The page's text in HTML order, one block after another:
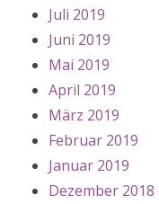
Juli 2019
Juni 2019
Mai 2019
April 2019
März 2019
Februar 2019
Januar 2019
Dezember 2018